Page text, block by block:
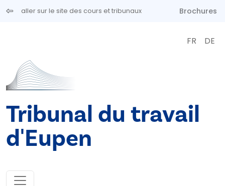
Aller au contenu principal
aller sur le site des cours et tribunaux Brochures
FR DE
Tribunal du travail
d'Eupen